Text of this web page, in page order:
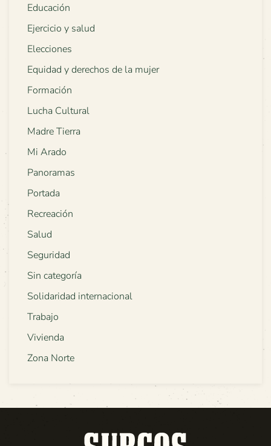
Educación
Ejercicio y salud
Elecciones
Equidad y derechos de la mujer
Formación
Lucha Cultural
Madre Tierra
Mi Arado
Panoramas
Portada
Recreación
Salud
Seguridad
Sin categoría
Solidaridad internacional
Trabajo
Vivienda
Zona Norte